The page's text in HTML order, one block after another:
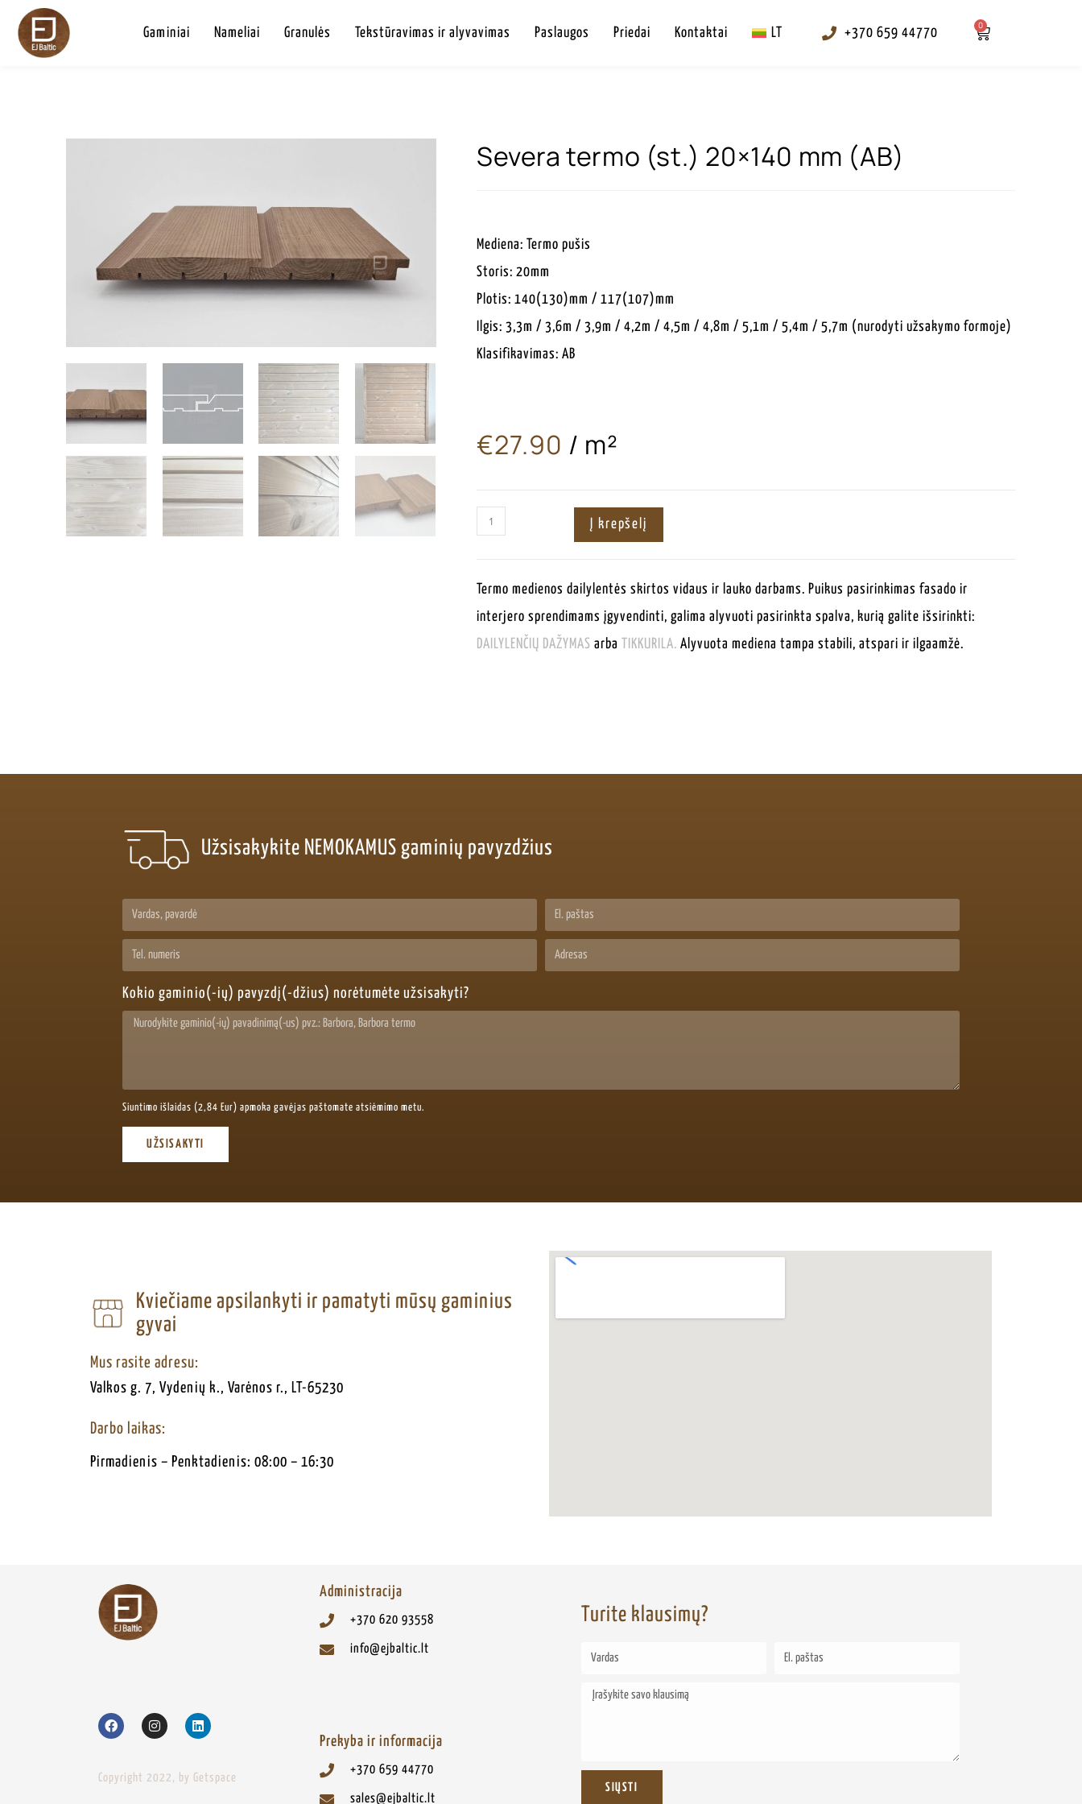
Gaminiai Nameliai Granulės Tekstūravimas ir alyvavimas Paslaugos Priedai Kontaktai LT +370 659 44770
0
Severa termo (st.) 20×140 mm (AB)
Mediena: Termo pušis
Storis: 20mm
Plotis: 140(130)mm / 117(107)mm
Ilgis: 3,3m / 3,6m / 3,9m / 4,2m / 4,5m / 4,8m / 5,1m / 5,4m / 5,7m (nurodyti užsakymo formoje)
Klasifikavimas: AB
€27.90 / m²
Į krepšelį
Termo medienos dailylentės skirtos vidaus ir lauko darbams. Puikus pasirinkimas fasado ir
interjero sprendimams įgyvendinti, galima alyvuoti pasirinkta spalva, kurią galite išsirinkti:
DAILYLENČIŲ DAŽYMAS arba TIKKURILA. Alyvuota mediena tampa stabili, atspari ir ilgaamžė.
Užsisakykite NEMOKAMUS gaminių pavyzdžius
Kokio gaminio(-ių) pavyzdį(-džius) norėtumėte užsisakyti?
Siuntimo išlaidas (2,84 Eur) apmoka gavėjas paštomate atsiėmimo metu.
UŽSISAKYTI
Kviečiame apsilankyti ir pamatyti mūsų gaminius
gyvai
Mus rasite adresu:
Valkos g. 7, Vydenių k., Varėnos r., LT-65230
Darbo laikas:
Pirmadienis – Penktadienis: 08:00 – 16:30
Copyright 2022, by Getspace
Administracija
+370 620 93558
info@ejbaltic.lt
Prekyba ir informacija
+370 659 44770
sales@ejbaltic.lt
Turite klausimų?
SIŲSTI